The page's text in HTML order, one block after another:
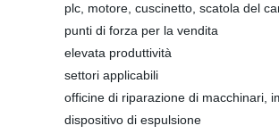
plc, motore, cuscinetto, scatola del
punti di forza per la vendita
elevata produttività
settori applicabili
officine di riparazione di macchinari,
dispositivo di espulsione